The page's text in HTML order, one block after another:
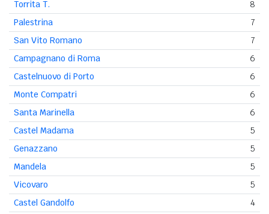
Torrita T.
8
Palestrina
7
San Vito Romano
7
Campagnano di Roma
6
Castelnuovo di Porto
6
Monte Compatri
6
Santa Marinella
6
Castel Madama
5
Genazzano
5
Mandela
5
Vicovaro
5
Castel Gandolfo
4